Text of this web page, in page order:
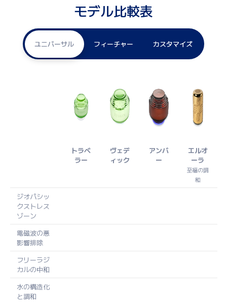
モデル比較表
ユニバーサル フィーチャー カスタマイズ
トラベ
ラー
ヴェデ
ィック
アンバ
ー
エルオ
ーラ
至福の調
和
ジオパシッ
クストレス
ゾーン
電磁波の悪
影響排除
フリーラジ
カルの中和
水の構造化
と調和